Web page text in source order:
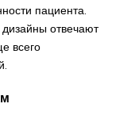
пациента.
отвечают
всего